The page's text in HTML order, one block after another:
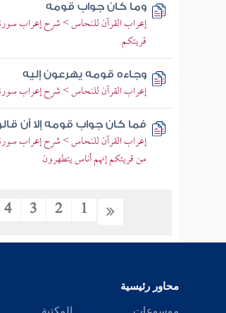
وما كان جواب قومه
إعراب القرآن للنحاس > شرح إعراب
قريتكم
وجاءه قومه يهرعون إليه
إعراب القرآن للنحاس > شرح إعراب سورة
فما كان جواب قومه إلا أن
إعراب القرآن للنحاس > شرح إعراب سورة
من قريتكم إنهم أناس يتطهرون
1
2
3
4
محاور رئيسية